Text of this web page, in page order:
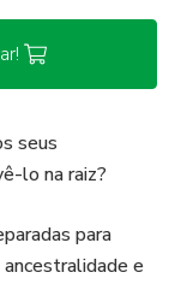
seus
lo na raiz?
para
e